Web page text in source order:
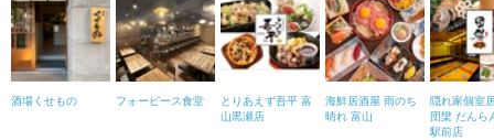
酒場くせもの フォーピース食堂
とりあえず吾平 富
山黒瀬店
海鮮居酒屋 雨のち
晴れ 富山
隠れ家個室
団欒 だんら
駅前店